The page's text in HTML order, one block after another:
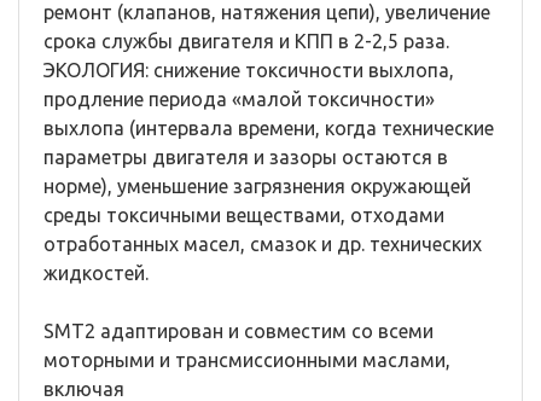
ремонт (клапанов, натяжения цепи), увеличение
срока службы двигателя и КПП в 2-2,5 раза.
ЭКОЛОГИЯ: снижение токсичности выхлопа,
продление периода «малой токсичности»
выхлопа (интервала времени, когда технические
параметры двигателя и зазоры остаются в
норме), уменьшение загрязнения окружающей
среды токсичными веществами, отходами
отработанных масел, смазок и др. технических
жидкостей.
SMT2 адаптирован и совместим со всеми
моторными и трансмиссионными маслами,
включая